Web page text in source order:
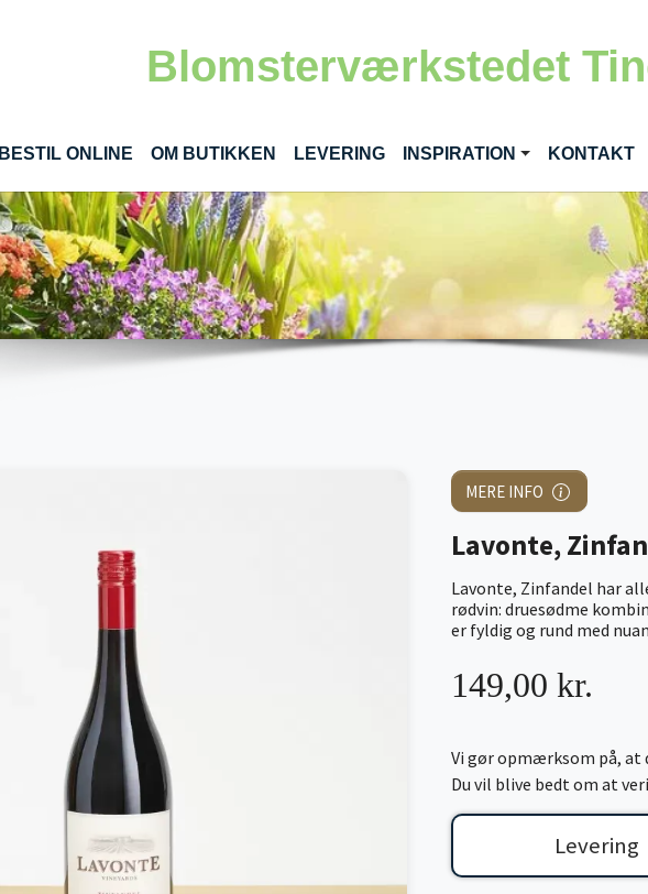
Blomsterværkstedet
BESTIL ONLINE(CURRENT)
OM BUTIKKEN LEVERING INSPIRATION KONTAKT
MERE INFO
Lavonte,
Lavonte, Zinfandel har
rødvin: druesødme
er fyldig og rund med
149,00 kr.
Vi gør opmærksom på, at
Du vil blive bedt om at
Levering